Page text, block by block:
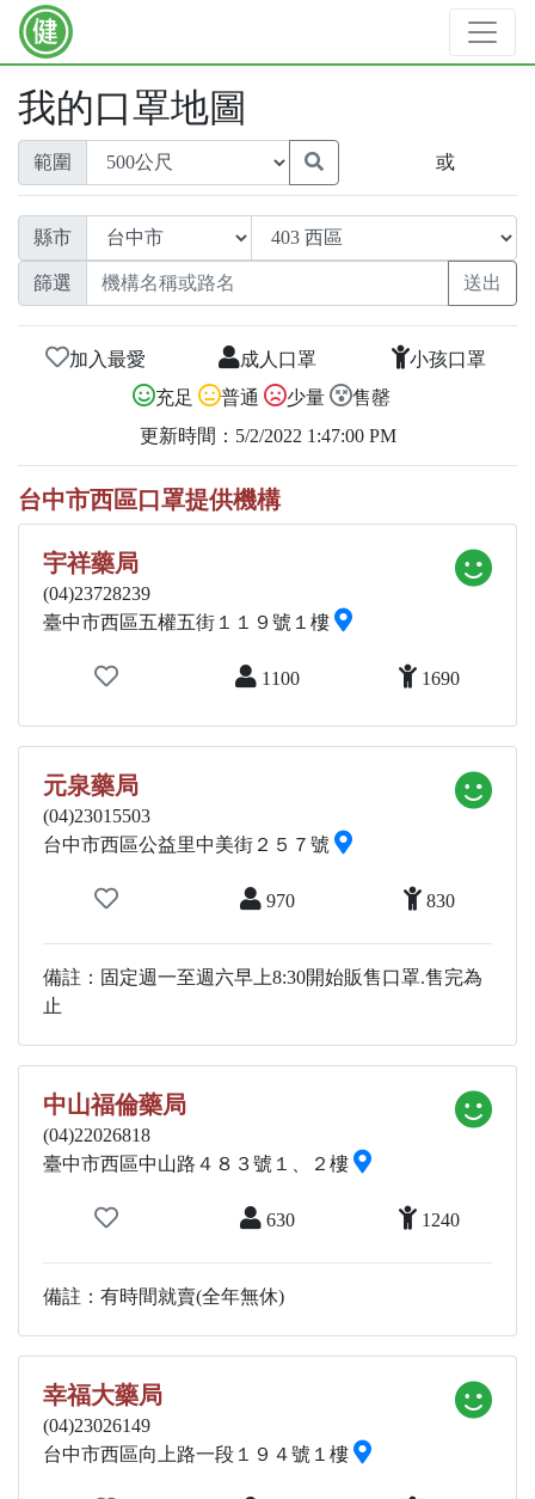
我的口罩地圖
範圍 或
縣市
篩選
加入最愛 成人口罩
小孩口罩
充足
普通 少量
售罄
更新時間：5/2/2022 1:47:00 PM
台中市西區口罩提供機構
宇祥藥局
(04)23728239
臺中市西區五權五街１１９號１樓
1100 1690
元泉藥局
(04)23015503
台中市西區公益里中美街２５７號
970 830
備註：固定週一至週六早上8:30開始販售口罩.售完為
止
中山福倫藥局
(04)22026818
臺中市西區中山路４８３號１、２樓
630 1240
備註：有時間就賣(全年無休)
幸福大藥局
(04)23026149
台中市西區向上路一段１９４號１樓